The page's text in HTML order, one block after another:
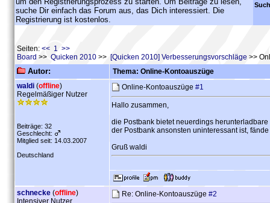
suche Dir einfach das Forum aus, das Dich interessiert. Die
Registrierung ist kostenlos.
Seiten: << 1 >>
Board >> Quicken 2010 >> [Quicken 2010] Verbesserungsvorschläge >>
Autor:
Thema: Online-Kontoauszüge
waldi (offline)
Regelmäßiger Nutzer
Beiträge: 32
Geschlecht:
Mitglied seit: 14.03.2007
Deutschland
Online-Kontoauszüge #1
Hallo zusammen,
die Postbank bietet neuerdings
der Postbank ansonsten uninteressant ist,
Gruß waldi
schnecke (offline)
Intensiver Nutzer
Re: Online-Kontoauszüge #2